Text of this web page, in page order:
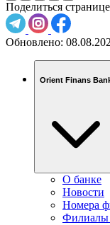
Поделиться
Обновлено:
Orient Finans
О банке
Новости
Номера
Филиалы